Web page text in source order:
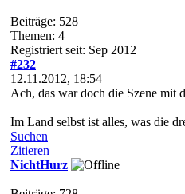
Beiträge: 528
Themen: 4
Registriert seit: Sep 2012
#232
12.11.2012, 18:54
Ach, das war doch die Szene mit
Im Land selbst ist alles, was die
Suchen
Zitieren
NichtHurz